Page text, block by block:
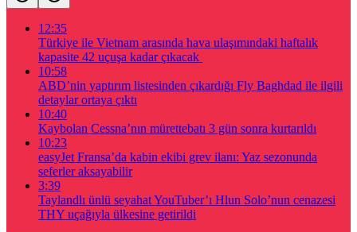
12:35
Türkiye ile Vietnam arasında hava ulaşımındaki haftalık
kapasite 42 uçuşa kadar çıkacak
10:58
ABD’nin yaptırım listesinden çıkardığı Fly Baghdad ile ilgili
detaylar ortaya çıktı
10:40
Kaybolan Cessna’nın mürettebatı 3 gün sonra kurtarıldı
10:23
easyJet Fransa’da kabin ekibi grev ilanı: Yaz sezonunda
seferler aksayabilir
3:39
Taylandlı ünlü seyahat YouTuber’ı Hlun Solo’nun cenazesi
THY uçağıyla ülkesine getirildi